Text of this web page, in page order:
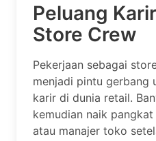
Peluang
Store Crew
Pekerjaan sebagai
menjadi pintu gerbang
karir di dunia retail.
kemudian naik
atau manajer toko